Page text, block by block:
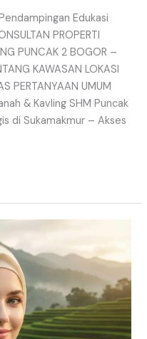
Edukasi
PROPERTI
PUNCAK 2 BOGOR –
KAWASAN LOKASI
PERTANYAAN UMUM
& Kavling SHM Puncak
di Sukamakmur – Akses